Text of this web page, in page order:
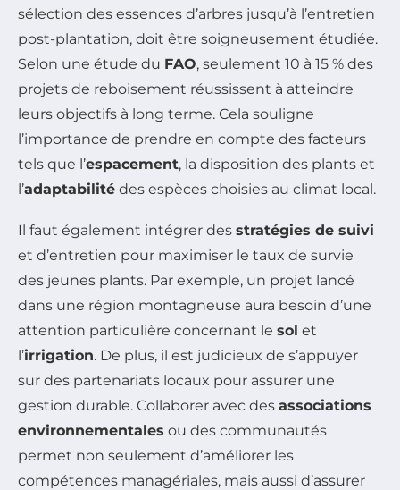
sélection des essences d’arbres jusqu’à l’entretien
post-plantation, doit être soigneusement étudiée.
Selon une étude du FAO, seulement 10 à 15 % des
projets de reboisement réussissent à atteindre
leurs objectifs à long terme. Cela souligne
l’importance de prendre en compte des facteurs
tels que l’espacement, la disposition des plants et
l’adaptabilité des espèces choisies au climat local.
Il faut également intégrer des stratégies de suivi
et d’entretien pour maximiser le taux de survie
des jeunes plants. Par exemple, un projet lancé
dans une région montagneuse aura besoin d’une
attention particulière concernant le sol et
l’irrigation. De plus, il est judicieux de s’appuyer
sur des partenariats locaux pour assurer une
gestion durable. Collaborer avec des associations
environnementales ou des communautés
permet non seulement d’améliorer les
compétences managériales, mais aussi d’assurer